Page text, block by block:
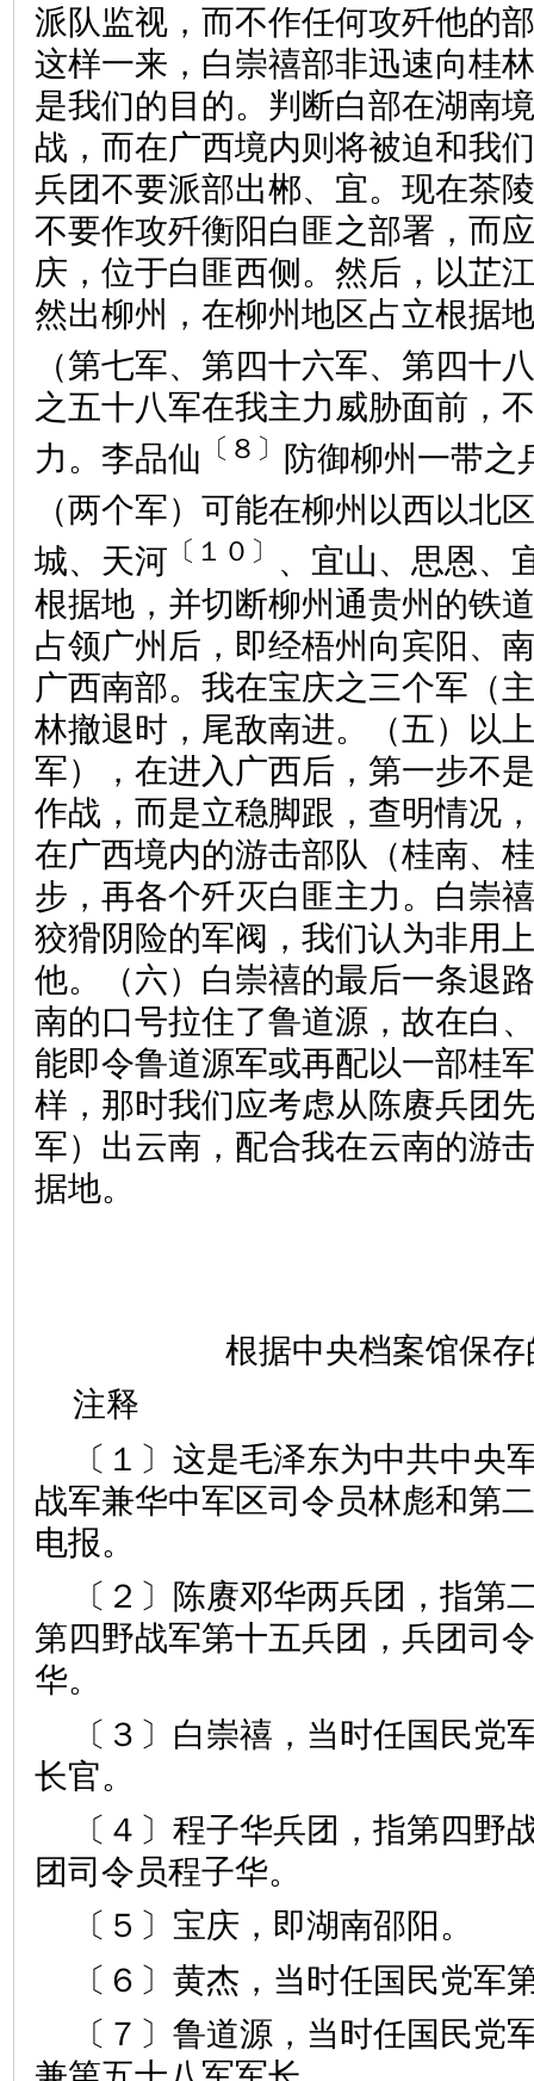
派队监视，而不作任何攻歼他的
这样一来，白崇禧部非迅速向桂
是我们的目的。判断白部在湖南
战，而在广西境内则将被迫和我
兵团不要派部出郴、宜。现在茶
不要作攻歼衡阳白匪之部署，而
庆，位于白匪西侧。然后，以芷
然出柳州，在柳州地区占立根据
（第七军、第四十六军、第四十
之五十八军在我主力威胁面前，
力。李品仙 〔８〕
防御柳州一带之
（两个军）可能在柳州以西以北
城、天河 〔１０〕
、宜山、思恩、
根据地，并切断柳州通贵州的铁
占领广州后，即经梧州向宾阳、
广西南部。我在宝庆之三个军（
林撤退时，尾敌南进。（五）以
军），在进入广西后，第一步不
作战，而是立稳脚跟，查明情况
在广西境内的游击部队（桂南、
步，再各个歼灭白匪主力。白崇
狡猾阴险的军阀，我们认为非用
他。（六）白崇禧的最后一条退
南的口号拉住了鲁道源，故在白
能即令鲁道源军或再配以一部桂
样，那时我们应考虑从陈赓兵团
军）出云南，配合我在云南的游
据地。
根据中央档案馆保
注释
〔１〕这是毛泽东为中共中央
战军兼华中军区司令员林彪和第
电报。
〔２〕陈赓邓华两兵团，指第
第四野战军第十五兵团，兵团司
华。
〔３〕白崇禧，当时任国民党
长官。
〔４〕程子华兵团，指第四野
团司令员程子华。
〔５〕宝庆，即湖南邵阳。
〔６〕黄杰，当时任国民党军
〔７〕鲁道源，当时任国民党